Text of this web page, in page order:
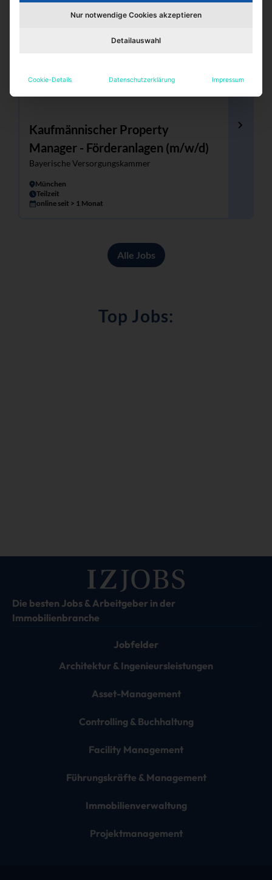
online seit > 1 Monat
Kaufmännischer Property
Manager - Förderanlagen (m/w/d)
Bayerische Versorgungskammer
München
Teilzeit
online seit > 1 Monat
Alle Jobs
Top Jobs:
Die besten Jobs & Arbeitgeber in der
Immobilienbranche
Jobfelder
Architektur & Ingenieursleistungen
Asset-Management
Controlling & Buchhaltung
Facility Management
Führungskräfte & Management
Immobilienverwaltung
Projektmanagement
Nur notwendige Cookies akzeptieren
Detailauswahl
Cookie-Details Datenschutzerklärung Impressum